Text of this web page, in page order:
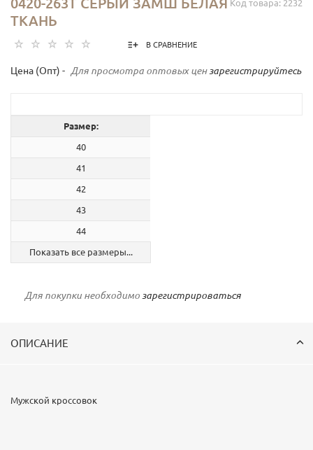
Код товара: 2232
ТКАНЬ
В СРАВНЕНИЕ
Цена (Опт) - Для просмотра оптовых цен зарегистрируйтесь
Размер:
40
41
42
43
44
Показать все размеры...
Для покупки необходимо зарегистрироваться
ОПИСАНИЕ
Мужской кроссовок